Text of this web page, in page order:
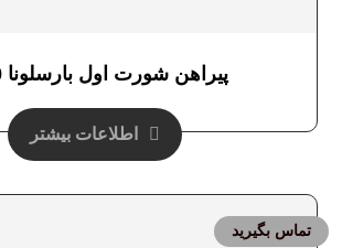
پیراهن شورت اول بارسلونا 2020
اطلاعات بیشتر
تماس بگیرید